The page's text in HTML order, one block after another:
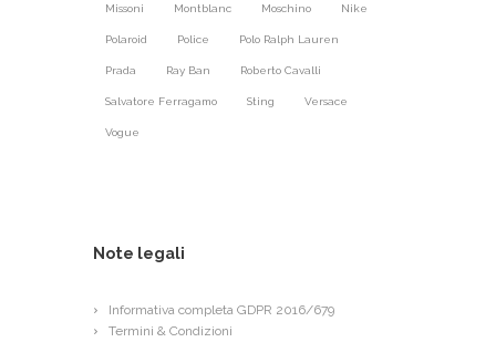
Missoni Montblanc Moschino Nike
Polaroid Police Polo Ralph Lauren
Prada Ray Ban Roberto Cavalli
Salvatore Ferragamo Sting Versace
Vogue
Note legali
Informativa completa GDPR 2016/679
Termini & Condizioni